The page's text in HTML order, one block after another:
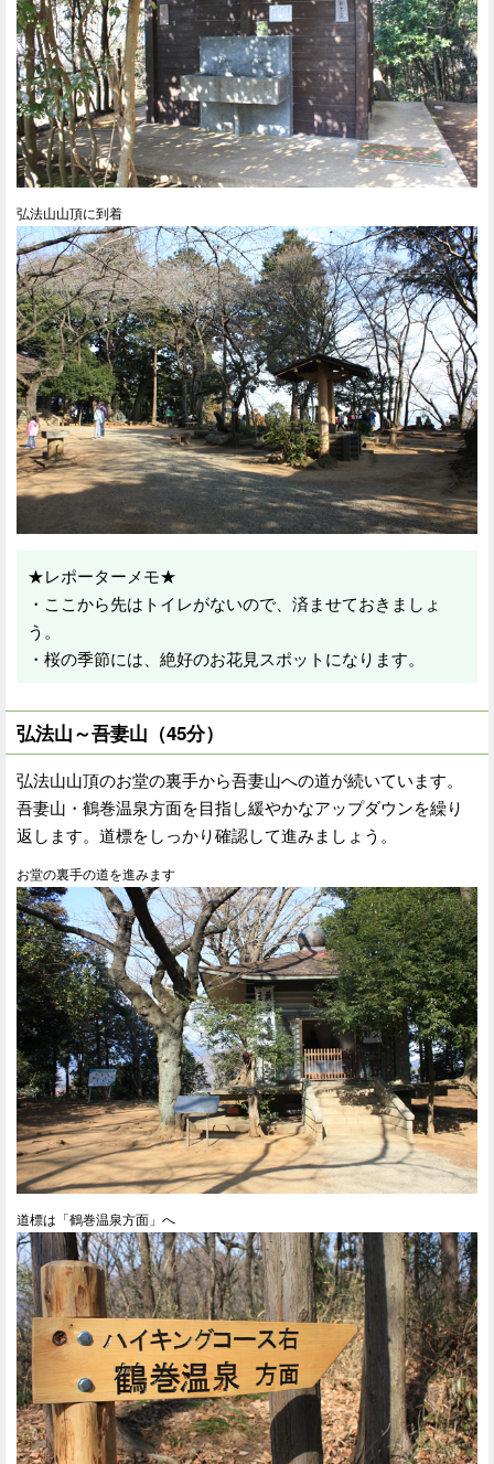
弘法山山頂に到着
★レポーターメモ★
・ここから先はトイレがないので、済ませておきましょ
う。
・桜の季節には、絶好のお花見スポットになります。
弘法山～吾妻山（45分）
弘法山山頂のお堂の裏手から吾妻山への道が続いています。
吾妻山・鶴巻温泉方面を目指し緩やかなアップダウンを繰り
返します。道標をしっかり確認して進みましょう。
お堂の裏手の道を進みます
道標は「鶴巻温泉方面」へ